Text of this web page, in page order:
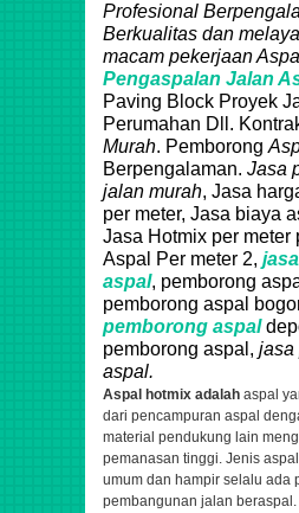
Profesional
Berkualitas dan
macam pekerjaan
Pengaspalan Jalan
Paving Block Proyek
Perumahan Dll.
Murah. Pemborong
Berpengalaman. Jasa
jalan murah, Jasa
per meter, Jasa biaya
Jasa Hotmix per meter
Aspal Per meter 2,
aspal, pemborong
pemborong aspal
pemborong aspal
pemborong aspal, jasa
aspal.
Aspal hotmix adalah aspal
dari pencampuran aspal
material pendukung lain
pemanasan tinggi. Jenis
umum dan hampir selalu ada
pembangunan jalan